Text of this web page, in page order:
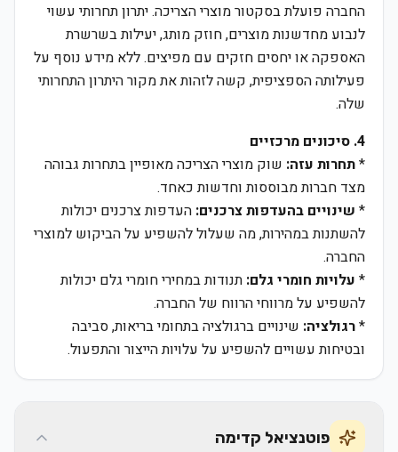
החברה פועלת בסקטור מוצרי הצריכה. יתרון תחרותי עשוי
לנבוע מחדשנות מוצרים, חוזק מותג, יעילות בשרשרת
האספקה או יחסים חזקים עם מפיצים. ללא מידע נוסף על
פעילותה הספציפית, קשה לזהות את מקור היתרון התחרותי
שלה.
4. סיכונים מרכזיים
*תחרות עזה: שוק מוצרי הצריכה מאופיין בתחרות גבוהה
מצד חברות מבוססות וחדשות כאחד.
* שינויים בהעדפות צרכנים: העדפות צרכנים יכולות
להשתנות במהירות, מה שעלול להשפיע על הביקוש למוצרי
החברה.
* עלויות חומרי גלם: תנודות במחירי חומרי גלם יכולות
להשפיע על מרווחי הרווח של החברה.
*רגולציה: שינויים ברגולציה בתחומי בריאות, סביבה
ובטיחות עשויים להשפיע על עלויות הייצור והתפעול.
פוטנציאל קדימה